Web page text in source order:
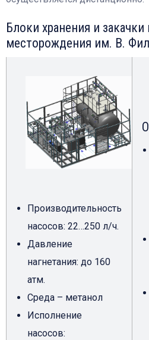
Блоки хранения и
месторождения им. В.
Производительность
насосов: 22…250 л/ч.
Давление
нагнетания: до 160
атм.
Среда – метанол
Исполнение
насосов: